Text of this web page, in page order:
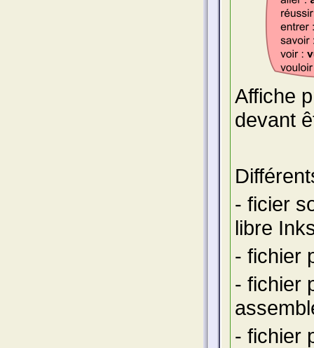
Affiche
devant
- ficier
libre
- fichier
- fichier
- fichier